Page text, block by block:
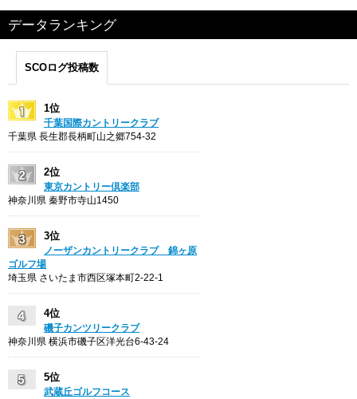
データランキング
SCOログ投稿数
1位
千葉国際カントリークラブ
千葉県 長生郡長柄町山之郷754-32
2位
東京カントリー倶楽部
神奈川県 秦野市寺山1450
3位
ノーザンカントリークラブ 錦ヶ原
ゴルフ場
埼玉県 さいたま市西区塚本町2-22-1
4位
磯子カンツリークラブ
神奈川県 横浜市磯子区洋光台6-43-24
5位
武蔵丘ゴルフコース